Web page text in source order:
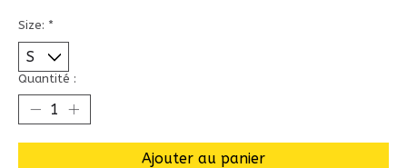
Size: *
Quantité :
Ajouter au panier